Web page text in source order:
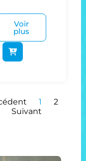
Voir
plus
1
2
Suivant